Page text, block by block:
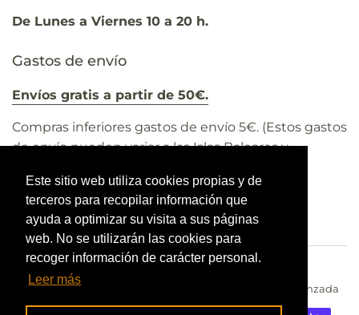
Este sitio web utiliza cookies propias y de
terceros para recopilar información que
ayuda a optimizar su visita a sus páginas
web. No se utilizarán las cookies para
recoger información de carácter personal.
Leer más
De Lunes a Viernes 10 a 20 h.
Gastos de envío
Envíos gratis a partir de 50€.
Compras inferiores gastos de envío 5€. (Estos gastos
de envío pueden variar a las Islas Baleares y
Todos los precios incluyen el 21% IVA
Copyright © 2026, Pepa Navarro Centro de Estética Avanzada